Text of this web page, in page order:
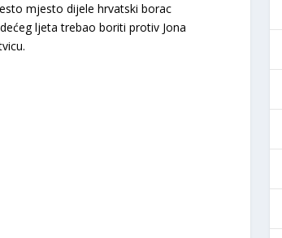
mjesto dijele hrvatski borac
ljeta trebao boriti protiv Jona